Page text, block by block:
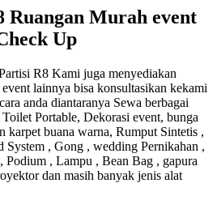
Ruangan Murah event
Up
R8 Kami juga menyediakan
lainnya bisa konsultasikan kekami
anda diantaranya Sewa berbagai
Portable, Dekorasi event, bunga
karpet buana warna, Rumput Sintetis ,
System , Gong , wedding Pernikahan ,
Podium , Lampu , Bean Bag , gapura
dan masih banyak jenis alat